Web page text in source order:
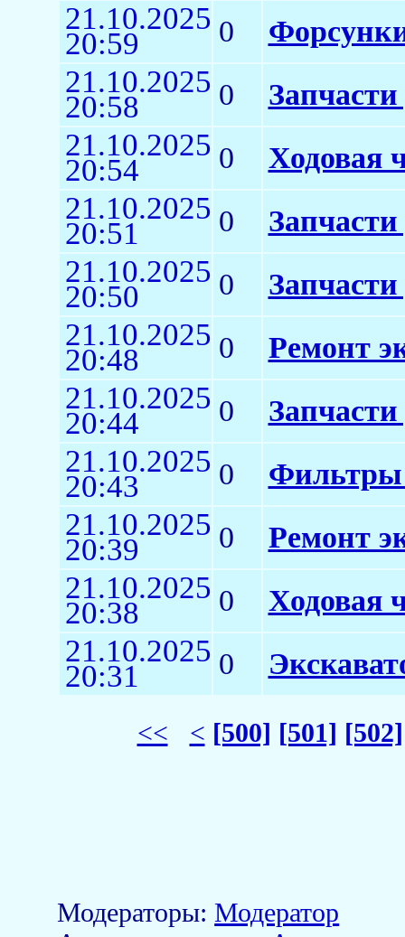
21.10.2025
20:59 0
21.10.2025
20:58 0
21.10.2025
20:54 0 Ходовая
21.10.2025
20:51 0
21.10.2025
20:50 0
21.10.2025
20:48 0 Ремонт
21.10.2025
20:44 0
21.10.2025
20:43 0 Фильтры
21.10.2025
20:39 0 Ремонт
21.10.2025
20:38 0 Ходовая
21.10.2025
20:31 0
<< < [500] [501] [502]
Модераторы:Модератор